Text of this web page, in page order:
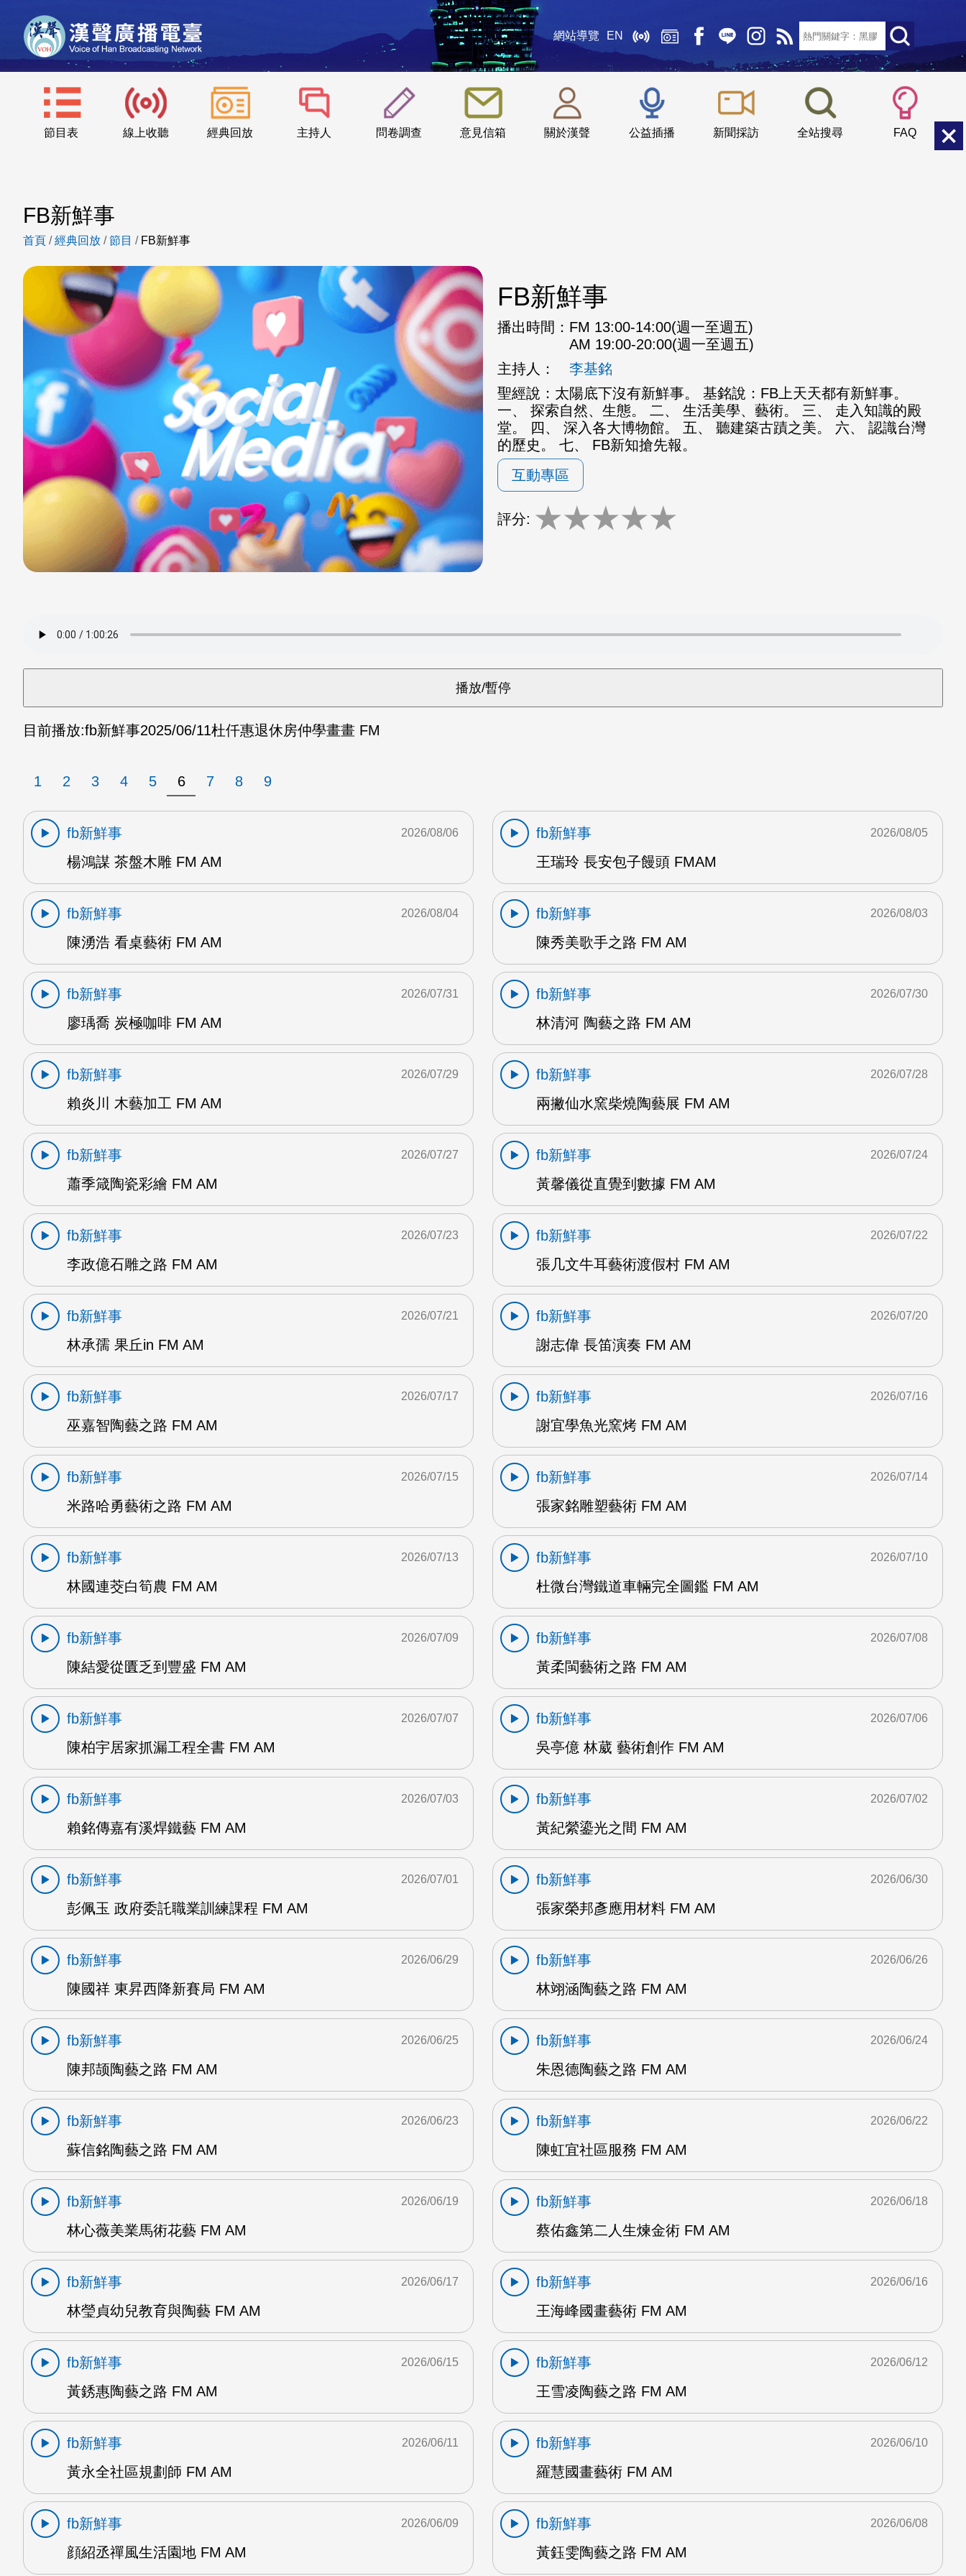
網站導覽 EN
節目表 線上收聽 經典回放 主持人 問卷調查 意見信箱 關於漢聲 公益插播 新聞採訪 全站搜尋 FAQ
::: 小 中
FB新鮮事
首頁 /經典回放 /節目 / FB新鮮事
FB新鮮事
播出時間： FM 13:00-14:00(週一至週五)
AM 19:00-20:00(週一至週五)
主持人：
李基銘
聖經說：太陽底下沒有新鮮事。 基銘說：FB上天天都有新鮮事。
一、 探索自然、生態。 二、 生活美學、藝術。 三、 走入知識的殿
堂。 四、 深入各大博物館。 五、 聽建築古蹟之美。 六、 認識台灣
的歷史。 七、 FB新知搶先報。
互動專區
評分: ★★★★★
目前播放:fb新鮮事2025/06/11杜仟惠退休房仲學畫畫 FM
1 2 3 4 5 6 7 8 9
fb新鮮事
楊鴻謀 茶盤木雕 FM AM
2026/08/06
fb新鮮事
王瑞玲 長安包子饅頭 FMAM
2026/08/05
fb新鮮事
陳湧浩 看桌藝術 FM AM
2026/08/04
fb新鮮事
陳秀美歌手之路 FM AM
2026/08/03
fb新鮮事
廖瑀喬 炭極咖啡 FM AM
2026/07/31
fb新鮮事
林清河 陶藝之路 FM AM
2026/07/30
fb新鮮事
賴炎川 木藝加工 FM AM
2026/07/29
fb新鮮事
兩撇仙水窯柴燒陶藝展 FM AM
2026/07/28
fb新鮮事
蕭季箴陶瓷彩繪 FM AM
2026/07/27
fb新鮮事
黃馨儀從直覺到數據 FM AM
2026/07/24
fb新鮮事
李政億石雕之路 FM AM
2026/07/23
fb新鮮事
張几文牛耳藝術渡假村 FM AM
2026/07/22
fb新鮮事
林承孺 果丘in FM AM
2026/07/21
fb新鮮事
謝志偉 長笛演奏 FM AM
2026/07/20
fb新鮮事
巫嘉智陶藝之路 FM AM
2026/07/17
fb新鮮事
謝宜學魚光窯烤 FM AM
2026/07/16
fb新鮮事
米路哈勇藝術之路 FM AM
2026/07/15
fb新鮮事
張家銘雕塑藝術 FM AM
2026/07/14
fb新鮮事
林國連茭白筍農 FM AM
2026/07/13
fb新鮮事
杜微台灣鐵道車輛完全圖鑑 FM AM
2026/07/10
fb新鮮事
陳結愛從匱乏到豐盛 FM AM
2026/07/09
fb新鮮事
黃柔閩藝術之路 FM AM
2026/07/08
fb新鮮事
陳柏宇居家抓漏工程全書 FM AM
2026/07/07
fb新鮮事
吳亭億 林葳 藝術創作 FM AM
2026/07/06
fb新鮮事
賴銘傳嘉有溪焊鐵藝 FM AM
2026/07/03
fb新鮮事
黃紀縈鎏光之間 FM AM
2026/07/02
fb新鮮事
彭佩玉 政府委託職業訓練課程 FM AM
2026/07/01
fb新鮮事
張家榮邦彥應用材料 FM AM
2026/06/30
fb新鮮事
陳國祥 東昇西降新賽局 FM AM
2026/06/29
fb新鮮事
林翊涵陶藝之路 FM AM
2026/06/26
fb新鮮事
陳邦颉陶藝之路 FM AM
2026/06/25
fb新鮮事
朱恩德陶藝之路 FM AM
2026/06/24
fb新鮮事
蘇信銘陶藝之路 FM AM
2026/06/23
fb新鮮事
陳虹宜社區服務 FM AM
2026/06/22
fb新鮮事
林心薇美業馬術花藝 FM AM
2026/06/19
fb新鮮事
蔡佑鑫第二人生煉金術 FM AM
2026/06/18
fb新鮮事
林瑩貞幼兒教育與陶藝 FM AM
2026/06/17
fb新鮮事
王海峰國畫藝術 FM AM
2026/06/16
fb新鮮事
黃銹惠陶藝之路 FM AM
2026/06/15
fb新鮮事
王雪凌陶藝之路 FM AM
2026/06/12
fb新鮮事
黃永全社區規劃師 FM AM
2026/06/11
fb新鮮事
羅慧國畫藝術 FM AM
2026/06/10
fb新鮮事
顔紹丞禪風生活園地 FM AM
2026/06/09
fb新鮮事
黃鈺雯陶藝之路 FM AM
2026/06/08